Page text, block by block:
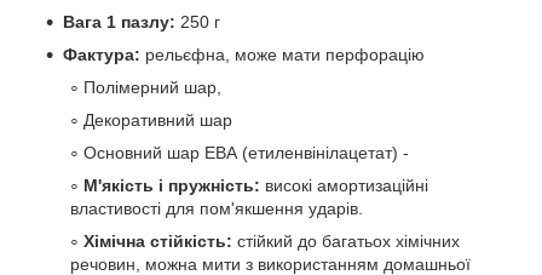
Вага 1 пазлу: 250 г
Фактура: рельєфна, може мати перфорацію
Полімерний шар,
Декоративний шар
Основний шар ЕВА (етиленвінілацетат) -
М'якість і пружність: високі амортизаційні
властивості для пом'якшення ударів.
Хімічна стійкість: стійкий до багатьох хімічних
речовин, можна мити з використанням домашньої